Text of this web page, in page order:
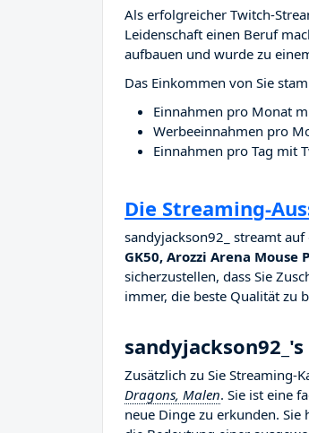
Als erfolgreicher Twitch-
Leidenschaft einen Beruf
aufbauen und wurde zu
Das Einkommen von Sie
Einnahmen pro Monat
Werbeeinnahmen pro
Einnahmen pro Tag mit
Die Streaming-
sandyjackson92_ streamt auf
GK50, Arozzi Arena Mouse
sicherzustellen, dass Sie
immer, die beste Qualität zu
Zusätzlich zu Sie Streaming-
Dragons, Malen. Sie ist eine
neue Dinge zu erkunden. Sie